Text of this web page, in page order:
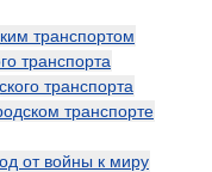
транспортом
транспорта
транспорта
транспорте
от войны к миру